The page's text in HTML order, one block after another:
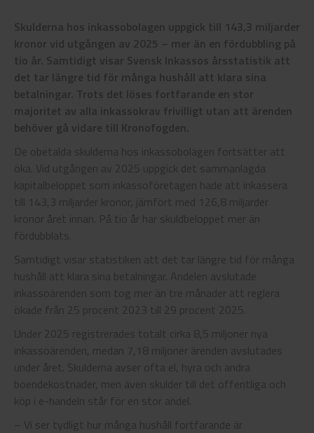
Skulderna hos inkassobolagen uppgick till 143,3 miljarder
kronor vid utgången av 2025 – mer än en fördubbling på
tio år. Samtidigt visar Svensk Inkassos årsstatistik att
det tar längre tid för många hushåll att klara sina
betalningar. Trots det löses fortfarande en stor
majoritet av alla inkassokrav frivilligt utan att ärenden
behöver gå vidare till Kronofogden.
De obetalda skulderna hos inkassobolagen fortsätter att
öka. Vid utgången av 2025 uppgick det sammanlagda
kapitalbeloppet som inkassoföretagen hade att inkassera
till 143,3 miljarder kronor, jämfört med 126,8 miljarder
kronor året innan. På tio år har skuldbeloppet mer än
fördubblats.
Samtidigt visar statistiken att det tar längre tid för många
hushåll att klara sina betalningar. Andelen avslutade
inkassoärenden som tog mer än tre månader att reglera
ökade från 25 procent 2023 till 29 procent 2025.
Under 2025 registrerades totalt cirka 8,5 miljoner nya
inkassoärenden, medan 7,18 miljoner ärenden avslutades
under året. Skulderna avser ofta el, hyra och andra
boendekostnader, men även skulder till det offentliga och
köp i e-handeln står för en stor andel.
– Vi ser tydligt hur många hushåll fortfarande är